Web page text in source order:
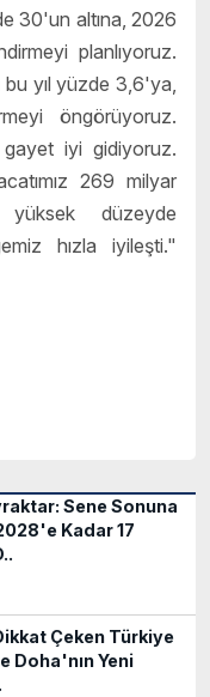
30'un altına, 2026
planlıyoruz.
bu yıl yüzde 3,6'ya,
öngörüyoruz.
iyi gidiyoruz.
269 milyar
yüksek düzeyde
hızla iyileşti."
Sene Sonuna
Kadar 17
Çeken Türkiye
Doha'nın Yeni